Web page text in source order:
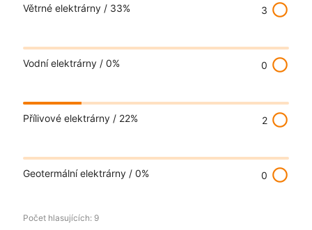
Větrné elektrárny / 33% 3 radio_button_unchecked
Vodní elektrárny / 0% 0 radio_button_unchecked
Přílivové elektrárny / 22% 2 radio_button_unchecked
Geotermální elektrárny / 0% 0 radio_button_unchecked
Počet hlasujících: 9